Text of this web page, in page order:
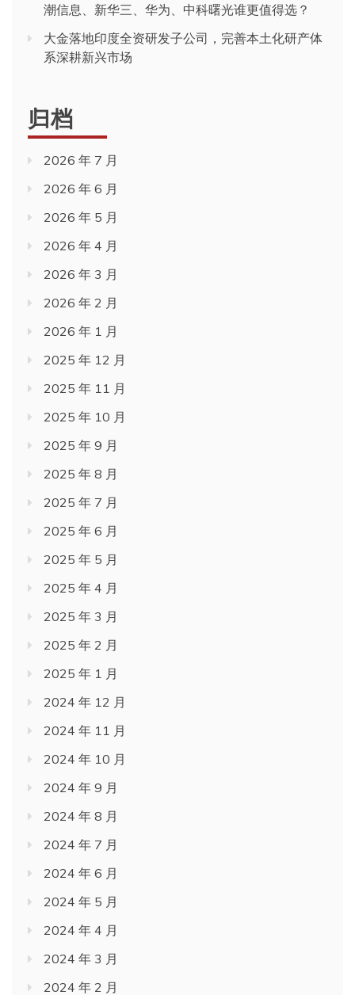
潮信息、新华三、华为、中科曙光谁更值得选？
大金落地印度全资研发子公司，完善本土化研产体
系深耕新兴市场
归档
2026 年 7 月
2026 年 6 月
2026 年 5 月
2026 年 4 月
2026 年 3 月
2026 年 2 月
2026 年 1 月
2025 年 12 月
2025 年 11 月
2025 年 10 月
2025 年 9 月
2025 年 8 月
2025 年 7 月
2025 年 6 月
2025 年 5 月
2025 年 4 月
2025 年 3 月
2025 年 2 月
2025 年 1 月
2024 年 12 月
2024 年 11 月
2024 年 10 月
2024 年 9 月
2024 年 8 月
2024 年 7 月
2024 年 6 月
2024 年 5 月
2024 年 4 月
2024 年 3 月
2024 年 2 月